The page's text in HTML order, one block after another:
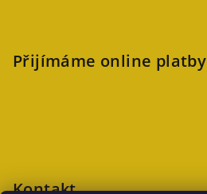
Přijímáme online platby
Kontakt